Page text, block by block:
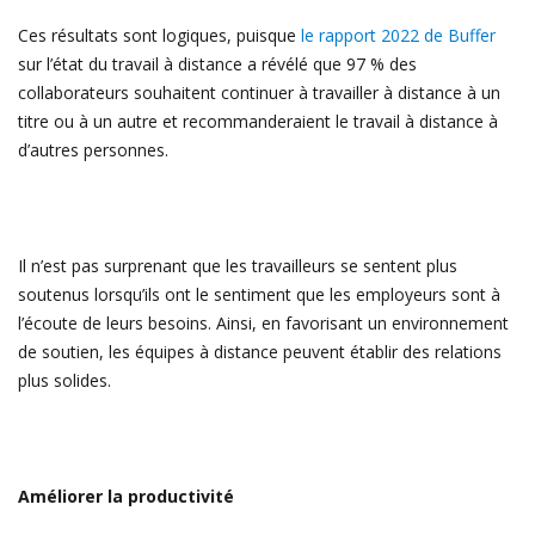
Ces résultats sont logiques, puisque le rapport 2022 de Buffer
sur l’état du travail à distance a révélé que 97 % des
collaborateurs souhaitent continuer à travailler à distance à un
titre ou à un autre et recommanderaient le travail à distance à
d’autres personnes.
Il n’est pas surprenant que les travailleurs se sentent plus
soutenus lorsqu’ils ont le sentiment que les employeurs sont à
l’écoute de leurs besoins. Ainsi, en favorisant un environnement
de soutien, les équipes à distance peuvent établir des relations
plus solides.
Améliorer la productivité